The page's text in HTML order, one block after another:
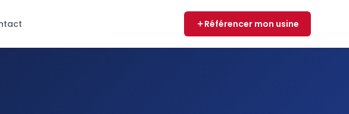
Référencer mon usine